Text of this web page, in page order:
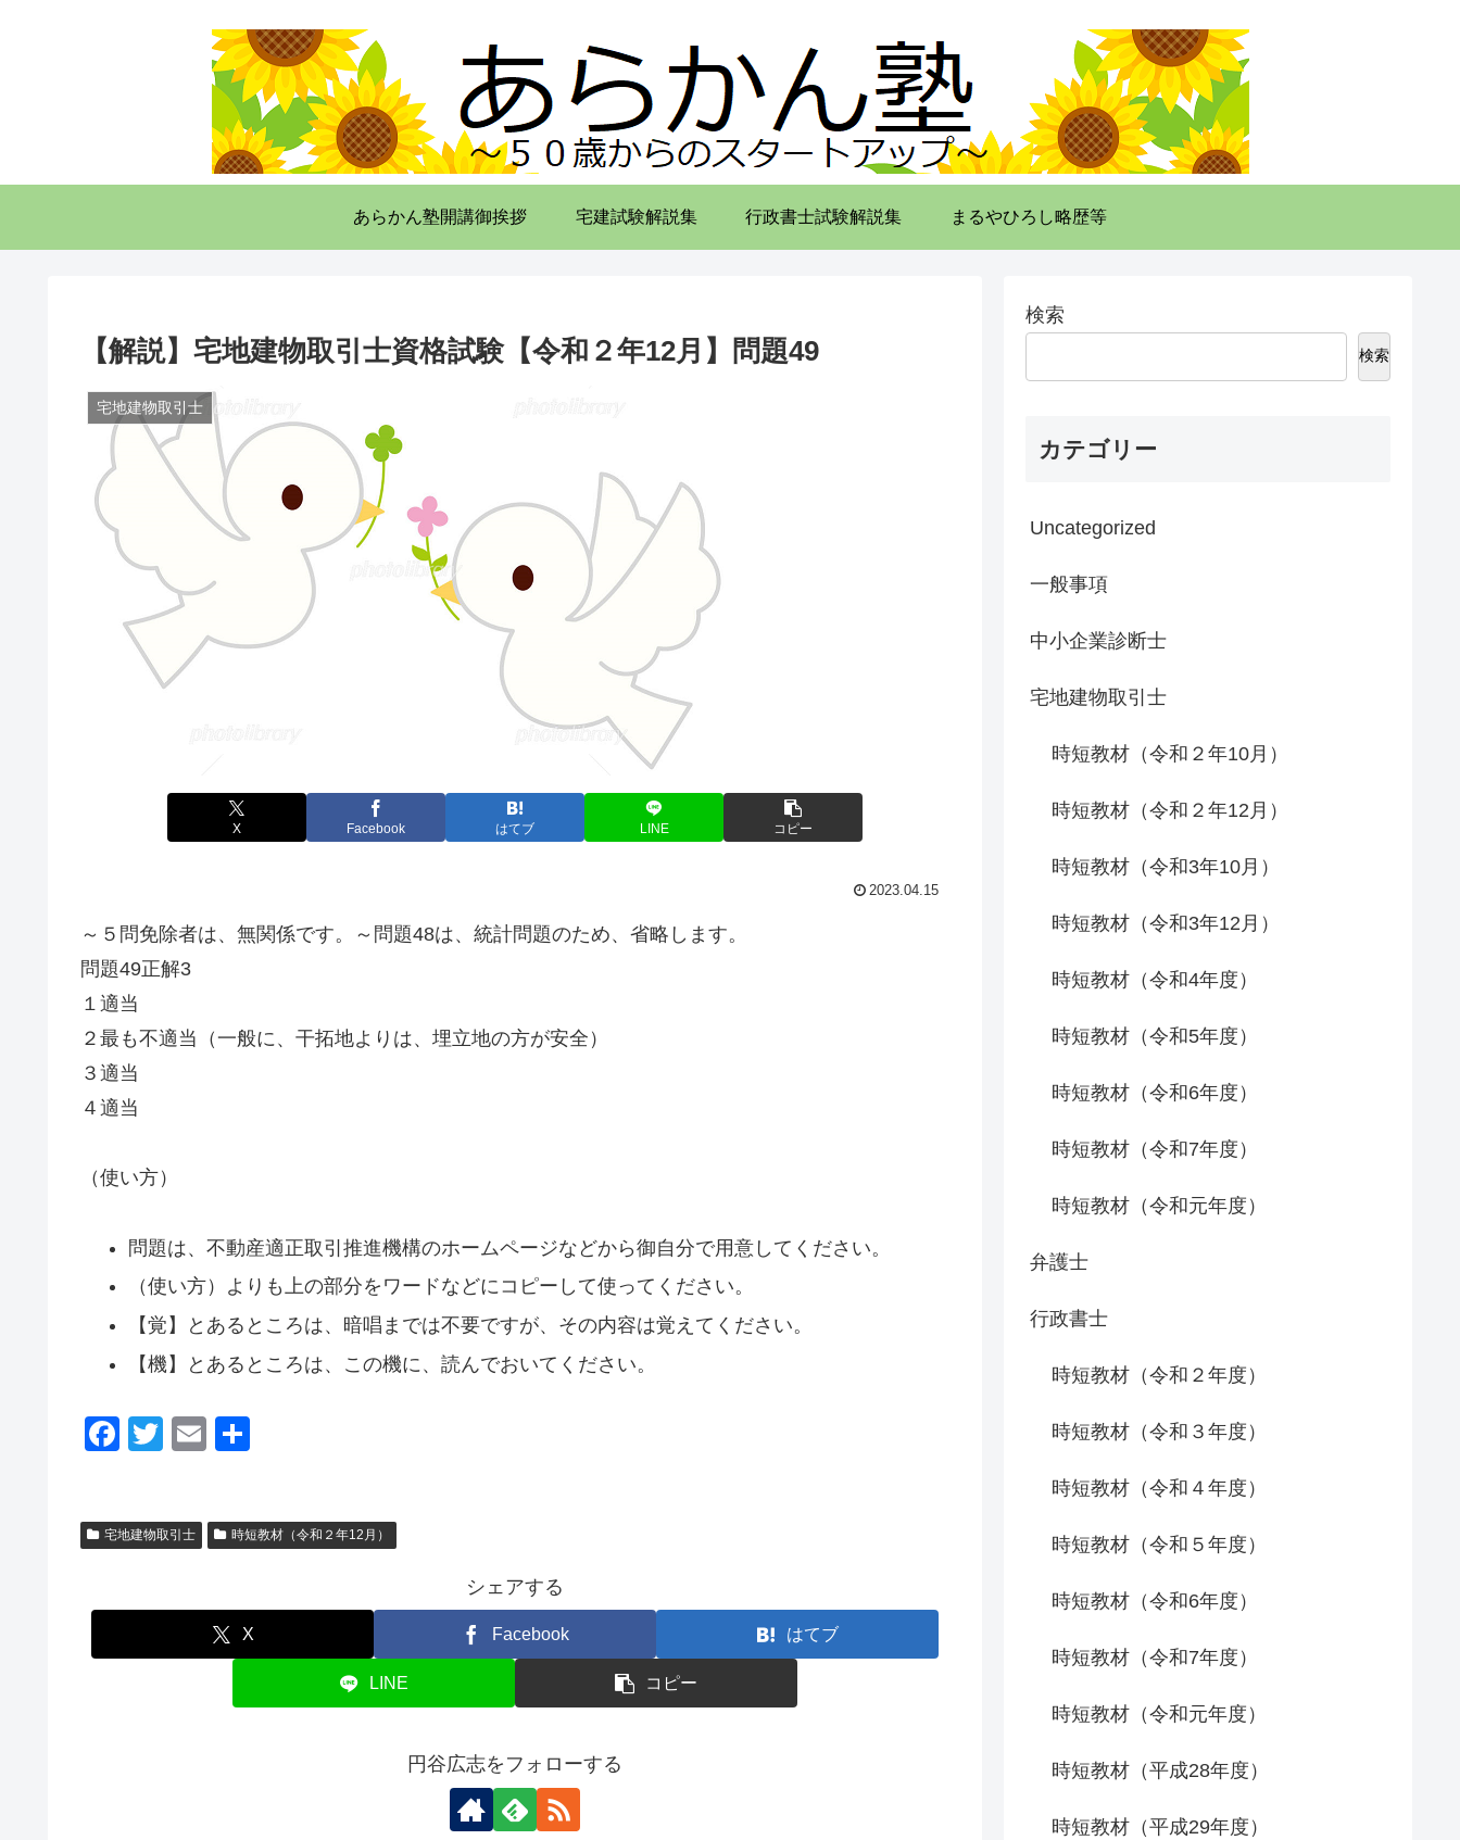
あらかん塾開講御挨拶 宅建試験解説集 行政書士試験解説集 まるやひろし略歴等
【解説】宅地建物取引士資格試験【令和２年12月】問題49
宅地建物取引士
X Facebook はてブ LINE コピー
2023.04.15
～５問免除者は、無関係です。～問題48は、統計問題のため、省略します。
問題49正解3
１適当
２最も不適当（一般に、干拓地よりは、埋立地の方が安全）
３適当
４適当
（使い方）
問題は、不動産適正取引推進機構のホームページなどから御自分で用意してください。
（使い方）よりも上の部分をワードなどにコピーして使ってください。
【覚】とあるところは、暗唱までは不要ですが、その内容は覚えてください。
【機】とあるところは、この機に、読んでおいてください。
F
e
o
T
er
E
宅地建物取引士 時短教材（令和２年12月）
シェアする
X Facebook はてブ
LINE コピー
円谷広志をフォローする
検索
検索
カテゴリー
Uncategorized
一般事項
中小企業診断士
宅地建物取引士
時短教材（令和２年10月）
時短教材（令和２年12月）
時短教材（令和3年10月）
時短教材（令和3年12月）
時短教材（令和4年度）
時短教材（令和5年度）
時短教材（令和6年度）
時短教材（令和7年度）
時短教材（令和元年度）
弁護士
行政書士
時短教材（令和２年度）
時短教材（令和３年度）
時短教材（令和４年度）
時短教材（令和５年度）
時短教材（令和6年度）
時短教材（令和7年度）
時短教材（令和元年度）
時短教材（平成28年度）
時短教材（平成29年度）